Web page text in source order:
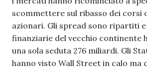
scommettere sul ribasso dei corsi
azionari. Gli spread sono ripartiti
finanziarie del vecchio continente
una sola seduta 276 miliardi. Gli
hanno visto Wall Street in calo ma